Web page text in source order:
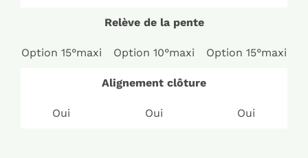
Relève de la pente
Option 15°maxi Option 10°maxi Option 15°maxi
Alignement clôture
Oui Oui Oui